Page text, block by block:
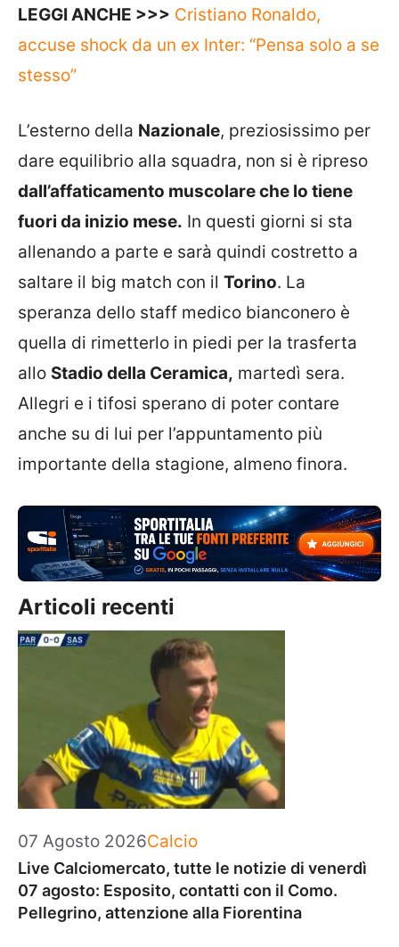
LEGGI ANCHE >>> Cristiano Ronaldo,
accuse shock da un ex Inter: “Pensa solo a se
stesso”
L’esterno della Nazionale, preziosissimo per
dare equilibrio alla squadra, non si è ripreso
dall’affaticamento muscolare che lo tiene
fuori da inizio mese. In questi giorni si sta
allenando a parte e sarà quindi costretto a
saltare il big match con il Torino. La
speranza dello staff medico bianconero è
quella di rimetterlo in piedi per la trasferta
allo Stadio della Ceramica, martedì sera.
Allegri e i tifosi sperano di poter contare
anche su di lui per l’appuntamento più
importante della stagione, almeno finora.
Articoli recenti
07 Agosto 2026Categorie
Calcio
Live Calciomercato, tutte le notizie di venerdì
07 agosto: Esposito, contatti con il Como.
Pellegrino, attenzione alla Fiorentina